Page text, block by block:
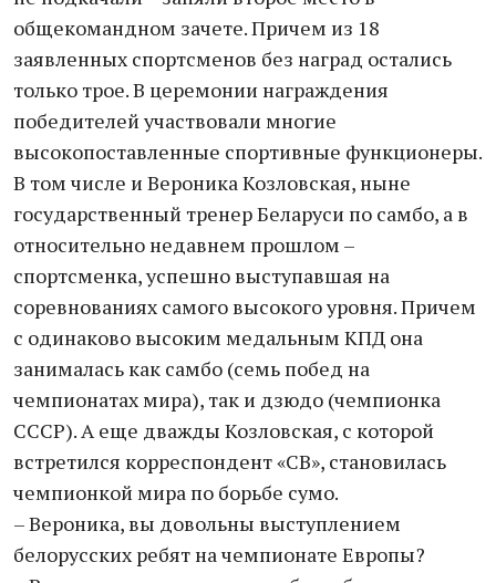
общекомандном зачете. Причем из 18
заявленных спортсменов без наград остались
только трое. В церемонии награждения
победителей участвовали многие
высокопоставленные спортивные функционеры.
В том числе и Вероника Козловская, ныне
государственный тренер Беларуси по самбо, а в
относительно недавнем прошлом –
спортсменка, успешно выступавшая на
соревнованиях самого высокого уровня. Причем
с одинаково высоким медальным КПД она
занималась как самбо (семь побед на
чемпионатах мира), так и дзюдо (чемпионка
СССР). А еще дважды Козловская, с которой
встретился корреспондент «СВ», становилась
чемпионкой мира по борьбе сумо.
– Вероника, вы довольны выступлением
белорусских ребят на чемпионате Европы?